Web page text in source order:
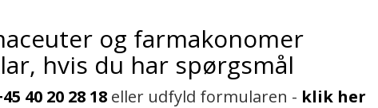
og farmakonomer
hvis du har spørgsmål
40 20 28 18 eller udfyld formularen - klik her